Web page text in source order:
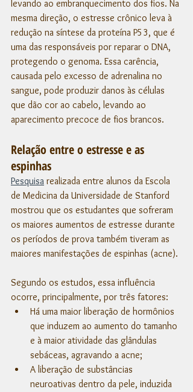
levando ao embranquecimento dos fios. Na
mesma direção, o estresse crônico leva à
redução na síntese da proteína P53, que é
uma das responsáveis por reparar o DNA,
protegendo o genoma. Essa carência,
causada pelo excesso de adrenalina no
sangue, pode produzir danos às células
que dão cor ao cabelo, levando ao
aparecimento precoce de fios brancos.
Relação entre o estresse e as
espinhas
Pesquisa realizada entre alunos da Escola
de Medicina da Universidade de Stanford
mostrou que os estudantes que sofreram
os maiores aumentos de estresse durante
os períodos de prova também tiveram as
maiores manifestações de espinhas (acne).
Segundo os estudos, essa influência
ocorre, principalmente, por três fatores:
Há uma maior liberação de hormônios
que induzem ao aumento do tamanho
e à maior atividade das glândulas
sebáceas, agravando a acne;
A liberação de substâncias
neuroativas dentro da pele, induzida